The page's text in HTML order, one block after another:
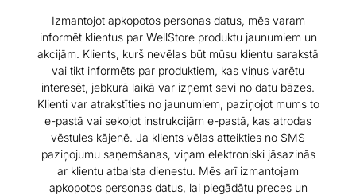
Izmantojot apkopotos personas datus, mēs varam
informēt klientus par WellStore produktu jaunumiem un
akcijām. Klients, kurš nevēlas būt mūsu klientu sarakstā
vai tikt informēts par produktiem, kas viņus varētu
interesēt, jebkurā laikā var izņemt sevi no datu bāzes.
Klienti var atrakstīties no jaunumiem, paziņojot mums to
e-pastā vai sekojot instrukcijām e-pastā, kas atrodas
vēstules kājenē. Ja klients vēlas atteikties no SMS
paziņojumu saņemšanas, viņam elektroniski jāsazinās
ar klientu atbalsta dienestu. Mēs arī izmantojam
apkopotos personas datus, lai piegādātu preces un